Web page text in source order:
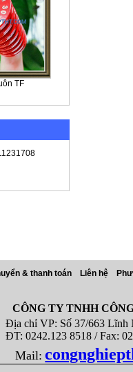
TF
& thanh toán Liên hệ
CÔNG TY TNHH
37/663 Lĩnh Nam-
8518 / Fax: 024.